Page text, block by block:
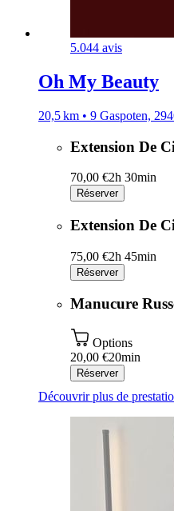
5.044 avis
Oh My Beauty
20,5 km • 9 Gaspoten,
Extension De
70,00 €2h 30min
Réserver
Extension De
75,00 €2h 45min
Réserver
Manucure
Options
20,00 €20min
Réserver
Découvrir plus de